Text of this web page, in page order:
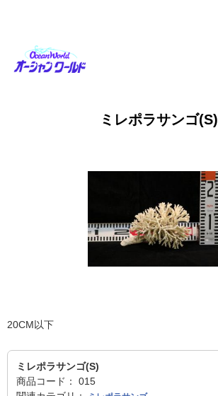
ミレポラサンゴ(S)
20CM以下
ミレポラサンゴ(S)
商品コード：
015